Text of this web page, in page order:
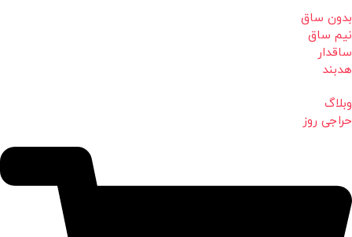
بدون ساق
نیم ساق
ساقدار
هدبند
وبلاگ
حراجی روز